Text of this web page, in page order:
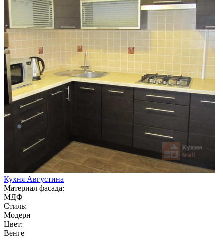
Кухня Августина
Материал фасада:
МДФ
Стиль:
Модерн
Цвет:
Венге